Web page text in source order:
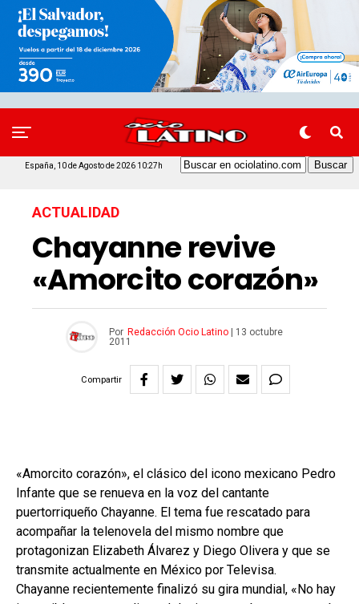
España, 10 de Agosto de 2026 10:27h
ACTUALIDAD
Chayanne revive
«Amorcito corazón»
Por Redacción Ocio Latino
13 octubre
2011
Compartir
«Amorcito corazón», el clásico del icono mexicano Pedro
Infante que se renueva en la voz del cantante
puertorriqueño Chayanne. El tema fue rescatado para
acompañar la telenovela del mismo nombre que
protagonizan Elizabeth Álvarez y Diego Olivera y que se
transmite actualmente en México por Televisa.
Chayanne recientemente finalizó su gira mundial, «No hay